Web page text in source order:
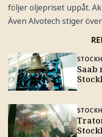
följer oljepriset uppåt.
Även Alvotech stiger
Saab